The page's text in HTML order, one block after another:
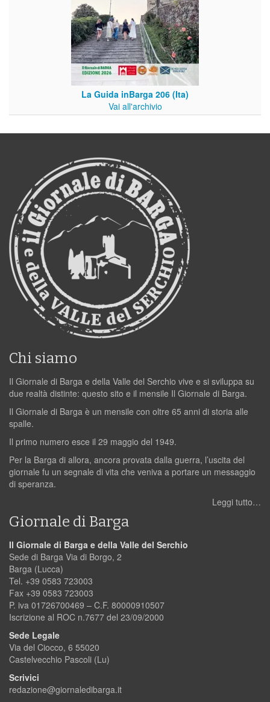
La Guida inBarga 206 (Ita)
Vai all'archivio
Chi siamo
Il Giornale di Barga e della Valle del Serchio vive e si sviluppa su
due realtà distinte: questo sito e il mensile Il Giornale di Barga.
Il Giornale di Barga è un mensile con oltre 65 anni di storia alle
spalle.
Il primo numero esce il 29 maggio del 1949.
Per la Barga di allora, ancora provata dalla guerra, l’uscita del
giornale fu un segnale di vita che veniva a portare un messaggio
di speranza.
Leggi tutto…
Giornale di Barga
Il Giornale di Barga e della Valle del Serchio
Sede di Barga Via di Borgo, 2
Barga (Lucca)
Tel. +39 0583 723003
Fax +39 0583 723003
P. iva 01726700469 – C.F. 80000910507
Iscrizione al ROC n.7677 del 23/09/2000
Sede Legale
Via del Ciocco, 6 55020
Castelvecchio Pascoli (Lu)
Scrivici
redazione@giornaledibarga.it